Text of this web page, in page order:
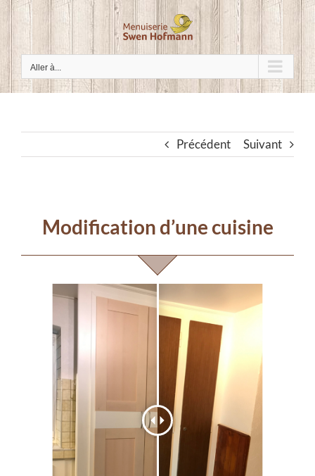
Passer
au
contenu
Aller à...
Précédent Suivant
Modification d’une cuisine